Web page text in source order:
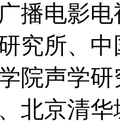
播电影
究所、
院声学
北京清